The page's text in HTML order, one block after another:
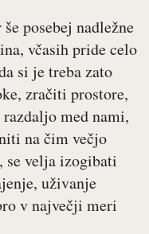
posebej nadležne
včasih pride celo
si je treba zato
zračiti prostore,
med nami,
na čim večjo
se velja izogibati
uživanje
v največji meri